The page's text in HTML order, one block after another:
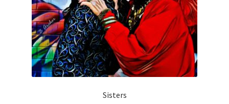
Sisters